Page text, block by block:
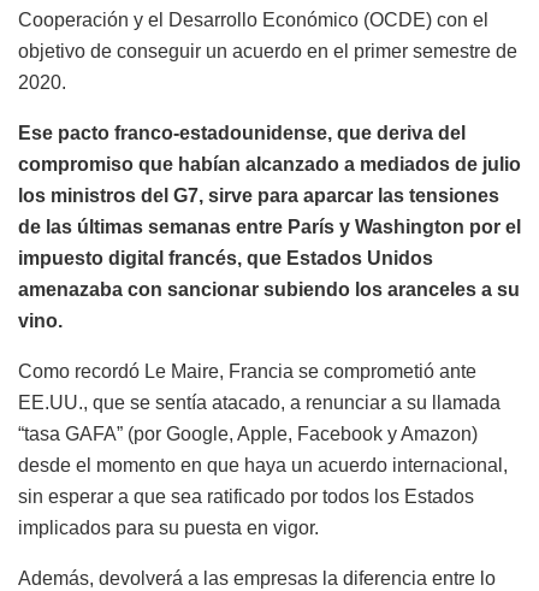
Cooperación y el Desarrollo Económico (OCDE) con el
objetivo de conseguir un acuerdo en el primer semestre de
2020.
Ese pacto franco-estadounidense, que deriva del
compromiso que habían alcanzado a mediados de julio
los ministros del G7, sirve para aparcar las tensiones
de las últimas semanas entre París y Washington por el
impuesto digital francés, que Estados Unidos
amenazaba con sancionar subiendo los aranceles a su
vino.
Como recordó Le Maire, Francia se comprometió ante
EE.UU., que se sentía atacado, a renunciar a su llamada
“tasa GAFA” (por Google, Apple, Facebook y Amazon)
desde el momento en que haya un acuerdo internacional,
sin esperar a que sea ratificado por todos los Estados
implicados para su puesta en vigor.
Además, devolverá a las empresas la diferencia entre lo